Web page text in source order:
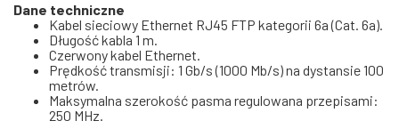
Dane techniczne
Kabel sieciowy Ethernet RJ45 FTP kategorii 6a (Cat. 6a).
Długość kabla 1 m.
Czerwony kabel Ethernet.
Prędkość transmisji: 1 Gb/s (1000 Mb/s) na dystansie 100
metrów.
Maksymalna szerokość pasma regulowana przepisami:
250 MHz.